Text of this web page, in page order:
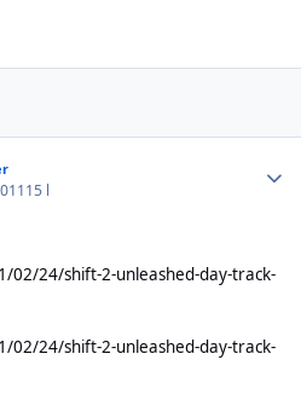
15 l
02/24/shift-2-unleashed-day-track-
02/24/shift-2-unleashed-day-track-